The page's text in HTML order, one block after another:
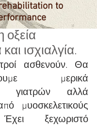
to
οξεία
ισχιαλγία.
ασθενούν. Θα
μερικά
γιατρών αλλά
μυοσκελετικούς
ξεχωριστό